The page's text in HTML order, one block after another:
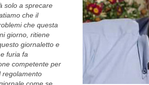
solo a sprecare
che il
che questa
giorno, ritiene
giornaletto e
furia fa
competente per
regolamento